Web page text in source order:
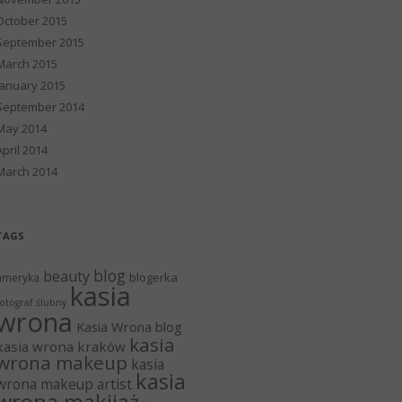
2015
2015
2015
2015
2014
2014
2014
2014
beauty blog blogerka
ślubny kasia
Kasia Wrona blog
wrona kraków kasia
makeup kasia
makeup artist kasia